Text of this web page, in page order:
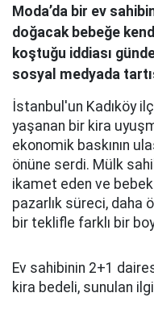
Moda’da bir ev
doğacak bebeğe
koştuğu iddiası
sosyal medyada
İstanbul'un Kadıköy
yaşanan bir kira
ekonomik baskının
önüne serdi. Mülk
ikamet eden ve
pazarlık süreci, daha
bir teklifle farklı bir
Ev sahibinin 2+1
kira bedeli, sunulan